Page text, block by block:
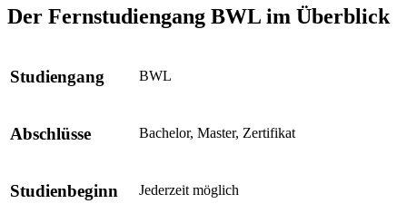
Der Fernstudiengang BWL im Überblick
Studiengang BWL
Abschlüsse Bachelor, Master, Zertifikat
Studienbeginn Jederzeit möglich